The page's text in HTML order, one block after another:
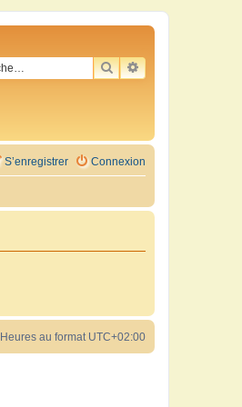
RECHERCHER
RECHERCHE
Connexion
S’enregistrer
Heures au format UTC+02:00